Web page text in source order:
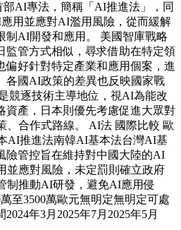
AI專法，簡稱「AI推進法」，同
用並應對AI濫用風險，從而緩解
制AI開發和應用。 美國智庫戰略
監管方式相似，尋求借助在特定領
偏好針對特定產業和應用個案，進
各國AI政策的差異也反映國家戰
競逐技術主導地位，視AI為能改
資產，日本則優先考慮促進大眾對
、合作式路線。 AI法 國際比較 歐
AI推進法南韓AI基本法台灣AI基
險管控旨在維持對中國大陸的AI
並應對風險，未定罰則確立政府
制推動AI研發，避免AI應用侵
至3500萬歐元無明定無明定可處
年3月2025年7月2025年5月